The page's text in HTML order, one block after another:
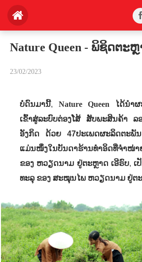
Nature Queen - ພິຊິດຕະ
23/02/2023
ບໍ່ດົນມານີ້, Nature Queen
ໄດ້ນຳ
ເຂົ້າສູ່ລະບົບຕ່ອງໂສ້​​ ສັບ​ພະ​ສິນ​ຄ້າ ລ
ອັງກິດ ດ້ວຍ 47ປະເພດຜະລິດຕະພັນ
ແມ່ນ​ໜຶ່ງ​ໃນ​ບັນດາ​ຮ້ານ​ທຳ​ອິດ​ທີ່​ຈໍາໜ່
ຂອງ ​ຫວຽດນາມ​ ຢູ່​ຕະຫຼາດ ​ເອີ​ຣົບ​, ເ
ທະລຸ ​ຂອງ​ ​ສະໝຸນ​ໄພ​ ຫວຽດນາມ​ ຢູ່​ຕ